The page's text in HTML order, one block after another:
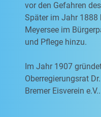
vor den Gefahren
Später im Jahr 1888
Meyersee im
und Pflege hinzu.
Im Jahr 1907
Oberregierungsrat
Bremer Eisverein e.V..